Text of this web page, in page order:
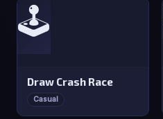
🕹️
Draw Crash Race
Casual